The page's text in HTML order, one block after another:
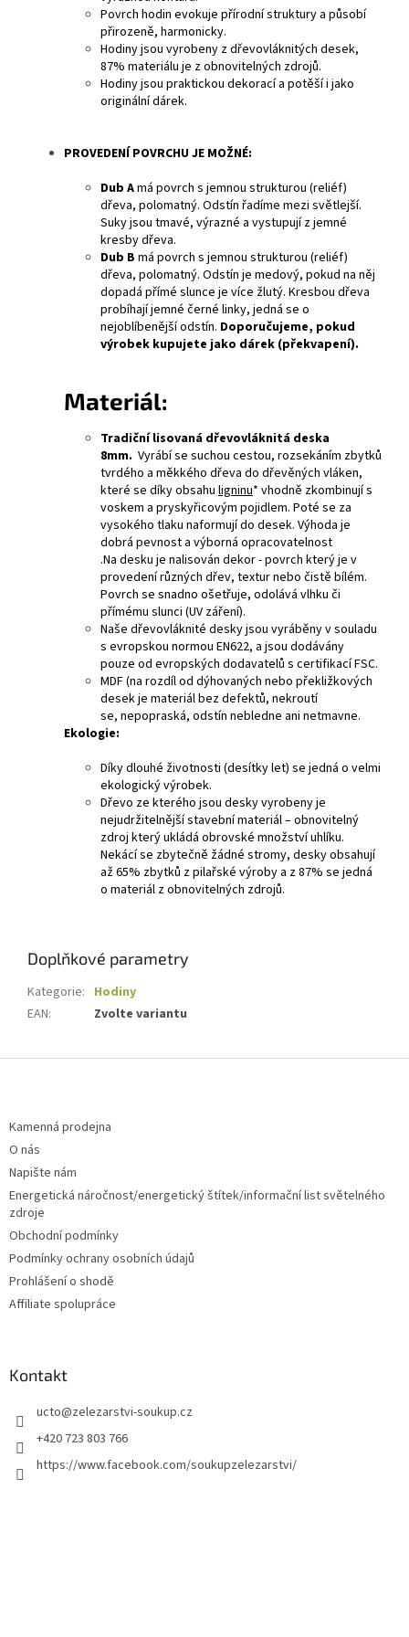
Povrch hodin evokuje přírodní struktury a působí
přirozeně, harmonicky.
Hodiny jsou vyrobeny z dřevovláknitých desek,
87% materiálu je z obnovitelných zdrojů.
Hodiny jsou praktickou dekorací a potěší i jako
originální dárek.
PROVEDENÍ POVRCHU JE MOŽNÉ:
Dub Amá povrch s jemnou strukturou (reliéf)
dřeva, polomatný. Odstín řadíme mezi světlejší.
Suky jsou tmavé, výrazné a vystupují z jemné
kresby dřeva.
Dub B má povrch s jemnou strukturou (reliéf)
dřeva, polomatný. Odstín je medový, pokud na něj
dopadá přímé slunce je více žlutý. Kresbou dřeva
probíhají jemné černé linky, jedná se o
nejoblíbenější odstín. Doporučujeme, pokud
výrobek kupujete jako dárek (překvapení).
Materiál:
Tradiční lisovaná dřevovláknitá deska
8mm. Vyrábí se suchou cestou, rozsekáním zbytků
tvrdého a měkkého dřeva do dřevěných vláken,
které se díky obsahu ligninu* vhodně zkombinují s
voskem a pryskyřicovým pojidlem. Poté se za
vysokého tlaku naformují do desek. Výhoda je
dobrá pevnost a výborná opracovatelnost
.Na desku je nalisován dekor - povrch který je v
provedení různých dřev, textur nebo čistě bílém.
Povrch se snadno ošetřuje, odolává vlhku či
přímému slunci (UV záření).
Naše dřevovláknité desky jsou vyráběny v souladu
s evropskou normou EN622, a jsou dodávány
pouze od evropských dodavatelů s certifikací FSC.
MDF (na rozdíl od dýhovaných nebo překližkových
desek je materiál bez defektů, nekroutí
se, nepopraská, odstín nebledne ani netmavne.
Ekologie:
Díky dlouhé životnosti (desítky let) se jedná o velmi
ekologický výrobek.
Dřevo ze kterého jsou desky vyrobeny je
nejudržitelnější stavební materiál – obnovitelný
zdroj který ukládá obrovské množství uhlíku.
Nekácí se zbytečně žádné stromy, desky obsahují
až 65% zbytků z pilařské výroby a z 87% se jedná
o materiál z obnovitelných zdrojů.
Doplňkové parametry
Kategorie: Hodiny
EAN: Zvolte variantu
Kamenná prodejna
O nás
Napište nám
Energetická náročnost/energetický štítek/informační list světelného
zdroje
Obchodní podmínky
Podmínky ochrany osobních údajů
Prohlášení o shodě
Affiliate spolupráce
Kontakt
ucto@zelezarstvi-soukup.cz
+420 723 803 766
https://www.facebook.com/soukupzelezarstvi/